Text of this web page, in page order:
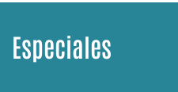
Especiales